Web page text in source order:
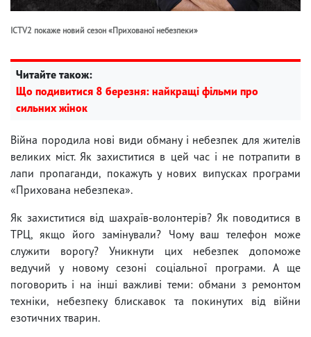
ICTV2 покаже новий сезон «Прихованої небезпеки»
Читайте також:
Що подивитися 8 березня: найкращі фільми про
сильних жінок
Війна породила нові види обману і небезпек для жителів
великих міст. Як захиститися в цей час і не потрапити в
лапи пропаганди, покажуть у нових випусках програми
«Прихована небезпека».
Як захиститися від шахраїв-волонтерів? Як поводитися в
ТРЦ, якщо його замінували? Чому ваш телефон може
служити ворогу? Уникнути цих небезпек допоможе
ведучий у новому сезоні соціальної програми. А ще
поговорить і на інші важливі теми: обмани з ремонтом
техніки, небезпеку блискавок та покинутих від війни
езотичних тварин.